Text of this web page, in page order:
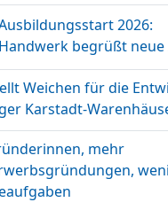
2026:
Handwerk begrüßt neue
Weichen für die
Karstadt-
mehr